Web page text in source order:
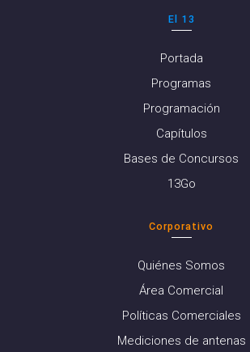
El 13
Portada
Programas
Programación
Capítulos
Bases de Concursos
13Go
Corporativo
Quiénes Somos
Área Comercial
Políticas Comerciales
Mediciones de antenas